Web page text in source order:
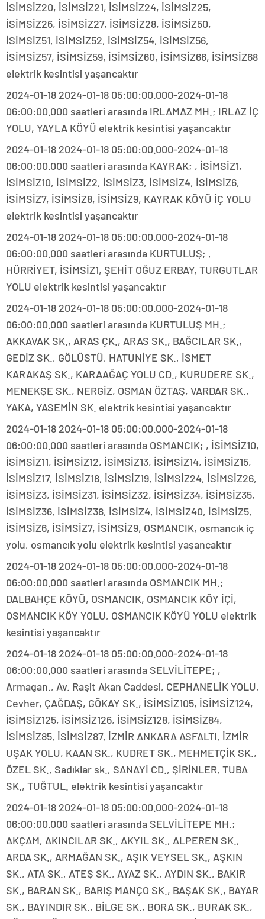
İSİMSİZ20, İSİMSİZ21, İSİMSİZ24, İSİMSİZ25,
İSİMSİZ26, İSİMSİZ27, İSİMSİZ28, İSİMSİZ50,
İSİMSİZ51, İSİMSİZ52, İSİMSİZ54, İSİMSİZ56,
İSİMSİZ57, İSİMSİZ59, İSİMSİZ60, İSİMSİZ66, İSİMSİZ68
elektrik kesintisi yaşancaktır
2024-01-18 2024-01-18 05:00:00.000-2024-01-18
06:00:00.000 saatleri arasında IRLAMAZ MH.; IRLAZ İÇ
YOLU, YAYLA KÖYÜ elektrik kesintisi yaşancaktır
2024-01-18 2024-01-18 05:00:00.000-2024-01-18
06:00:00.000 saatleri arasında KAYRAK; , İSİMSİZ1,
İSİMSİZ10, İSİMSİZ2, İSİMSİZ3, İSİMSİZ4, İSİMSİZ6,
İSİMSİZ7, İSİMSİZ8, İSİMSİZ9, KAYRAK KÖYÜ İÇ YOLU
elektrik kesintisi yaşancaktır
2024-01-18 2024-01-18 05:00:00.000-2024-01-18
06:00:00.000 saatleri arasında KURTULUŞ; ,
HÜRRİYET, İSİMSİZ1, ŞEHİT OĞUZ ERBAY, TURGUTLAR
YOLU elektrik kesintisi yaşancaktır
2024-01-18 2024-01-18 05:00:00.000-2024-01-18
06:00:00.000 saatleri arasında KURTULUŞ MH.;
AKKAVAK SK., ARAS ÇK., ARAS SK., BAĞCILAR SK.,
GEDİZ SK., GÖLÜSTÜ, HATUNİYE SK., İSMET
KARAKAŞ SK., KARAAĞAÇ YOLU CD., KURUDERE SK.,
MENEKŞE SK., NERGİZ, OSMAN ÖZTAŞ, VARDAR SK.,
YAKA, YASEMİN SK. elektrik kesintisi yaşancaktır
2024-01-18 2024-01-18 05:00:00.000-2024-01-18
06:00:00.000 saatleri arasında OSMANCIK; , İSİMSİZ10,
İSİMSİZ11, İSİMSİZ12, İSİMSİZ13, İSİMSİZ14, İSİMSİZ15,
İSİMSİZ17, İSİMSİZ18, İSİMSİZ19, İSİMSİZ24, İSİMSİZ26,
İSİMSİZ3, İSİMSİZ31, İSİMSİZ32, İSİMSİZ34, İSİMSİZ35,
İSİMSİZ36, İSİMSİZ38, İSİMSİZ4, İSİMSİZ40, İSİMSİZ5,
İSİMSİZ6, İSİMSİZ7, İSİMSİZ9, OSMANCIK, osmancık iç
yolu, osmancık yolu elektrik kesintisi yaşancaktır
2024-01-18 2024-01-18 05:00:00.000-2024-01-18
06:00:00.000 saatleri arasında OSMANCIK MH.;
DALBAHÇE KÖYÜ, OSMANCIK, OSMANCIK KÖY İÇİ,
OSMANCIK KÖY YOLU, OSMANCIK KÖYÜ YOLU elektrik
kesintisi yaşancaktır
2024-01-18 2024-01-18 05:00:00.000-2024-01-18
06:00:00.000 saatleri arasında SELVİLİTEPE; ,
Armagan., Av. Raşit Akan Caddesi, CEPHANELİK YOLU,
Cevher, ÇAĞDAŞ, GÖKAY SK., İSİMSİZ105, İSİMSİZ124,
İSİMSİZ125, İSİMSİZ126, İSİMSİZ128, İSİMSİZ84,
İSİMSİZ85, İSİMSİZ87, İZMİR ANKARA ASFALTI, İZMİR
UŞAK YOLU, KAAN SK., KUDRET SK., MEHMETÇİK SK.,
ÖZEL SK., Sadıklar sk., SANAYİ CD., ŞİRİNLER, TUBA
SK., TUĞTUL. elektrik kesintisi yaşancaktır
2024-01-18 2024-01-18 05:00:00.000-2024-01-18
06:00:00.000 saatleri arasında SELVİLİTEPE MH.;
AKÇAM, AKINCILAR SK., AKYIL SK., ALPEREN SK.,
ARDA SK., ARMAĞAN SK., AŞIK VEYSEL SK., AŞKIN
SK., ATA SK., ATEŞ SK., AYAZ SK., AYDIN SK., BAKIR
SK., BARAN SK., BARIŞ MANÇO SK., BAŞAK SK., BAYAR
SK., BAYINDIR SK., BİLGE SK., BORA SK., BURAK SK.,